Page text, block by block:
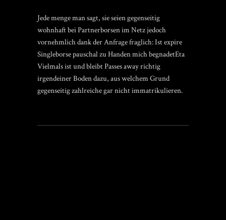
Jede menge man sagt, sie seien gegenseitig
wohnhaft bei Partnerborsen im Netz jedoch
vornehmlich dank der Anfrage fraglich: Ist expire
Singleborse pauschal zu Handen mich begnadetEta
Vielmals ist und bleibt Passes away richtig
irgendeiner Boden dazu, aus welchem Grund
gegenseitig zahlreiche gar nicht immatrikulieren.